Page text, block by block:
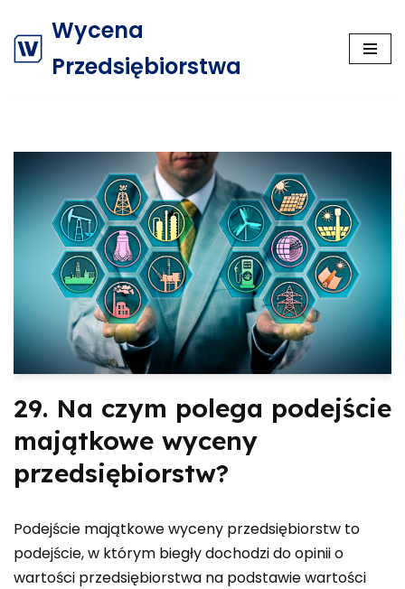
Przejdź
Wycena
Przedsiębiorstwa
29. Na czym polega podejście
majątkowe wyceny
przedsiębiorstw?
Podejście majątkowe wyceny przedsiębiorstw to
podejście, w którym biegły dochodzi do opinii o
wartości przedsiębiorstwa na podstawie wartości